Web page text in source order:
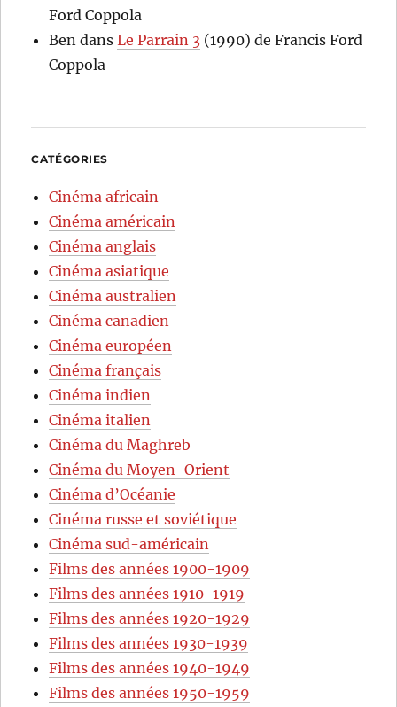
Ford Coppola
Ben dansLe Parrain 3 (1990) de Francis Ford
Coppola
CATÉGORIES
Cinéma africain
Cinéma américain
Cinéma anglais
Cinéma asiatique
Cinéma australien
Cinéma canadien
Cinéma européen
Cinéma français
Cinéma indien
Cinéma italien
Cinéma du Maghreb
Cinéma du Moyen-Orient
Cinéma d’Océanie
Cinéma russe et soviétique
Cinéma sud-américain
Films des années 1900-1909
Films des années 1910-1919
Films des années 1920-1929
Films des années 1930-1939
Films des années 1940-1949
Films des années 1950-1959